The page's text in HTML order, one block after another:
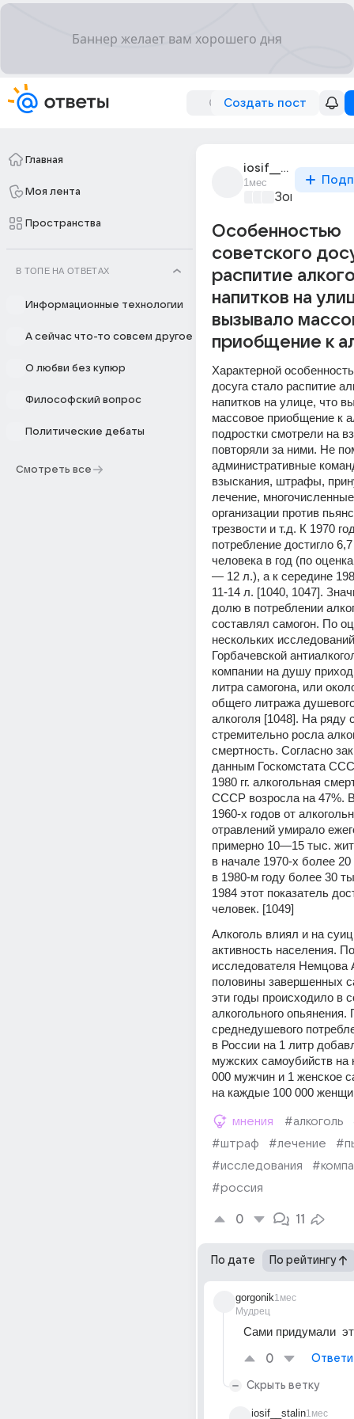
Создать пост
Главная
Моя лента
Пространства
В ТОПЕ НА ОТВЕТАХ
Информационные технологии
А сейчас что-то совсем другое
О любви без купюр
Философский вопрос
Политические дебаты
Смотреть все
iosif__stalin
1мес
Зона Риска
Особенностью
советского
распитие
напитков на
вызывало
приобщение к
Характерной
досуга стало распитие
напитков на улице, что
массовое приобщение к
подростки смотрели на
повторяли за ними. Не
административные
взыскания, штрафы,
лечение,
организации против
трезвости и т.д. К 1970
потребление достигло
человека в год (по
— 12 л.), а к середине
11-14 л. [1040, 1047].
долю в потреблении
составлял самогон. По
нескольких
Горбачевской
компании на душу
литра самогона, или
общего литража
алкоголя [1048]. На ряду
стремительно росла
смертность. Согласно
данным Госкомстата
1980 гг. алкогольная
СССР возросла на 47%.
1960-х годов от
отравлений умирало
примерно 10—15 тыс.
в начале 1970-х более
в 1980-м году более 30
1984 этот показатель
человек. [1049]
Алкоголь влиял и на
активность населения.
исследователя Немцова
половины завершенных
эти годы происходило в
алкогольного
среднедушевого
в России на 1 литр
мужских самоубийств на
000 мужчин и 1 женское
на каждые 100 000
мнения #алкоголь
#штраф
#лечение
#исследования
#россия
0 11
По дате По рейтингу
gorgonik
Мудрец
1мес
Сами придумали
0
Скрыть ветку
iosif__stalin1мес